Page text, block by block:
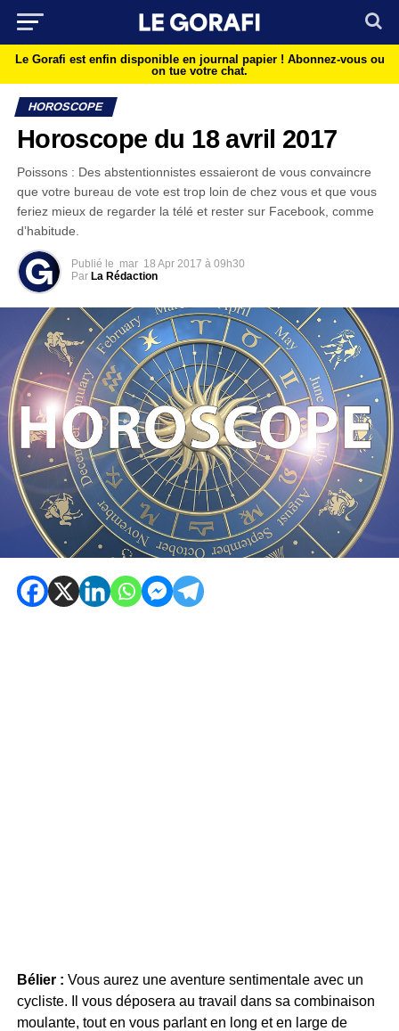
Le Gorafi est enfin disponible en journal papier ! Abonnez-vous ou
on tue votre chat.
HOROSCOPE
Horoscope du 18 avril 2017
Poissons : Des abstentionnistes essaieront de vous convaincre
que votre bureau de vote est trop loin de chez vous et que vous
feriez mieux de regarder la télé et rester sur Facebook, comme
d’habitude.
Publié le mar 18 Apr 2017 à 09h30
Par La Rédaction
Bélier : Vous aurez une aventure sentimentale avec un
cycliste. Il vous déposera au travail dans sa combinaison
moulante, tout en vous parlant en long et en large de